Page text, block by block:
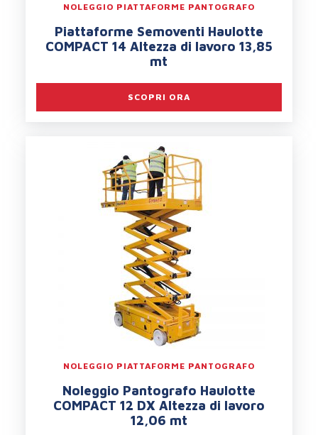
NOLEGGIO PIATTAFORME PANTOGRAFO
Piattaforme Semoventi Haulotte
COMPACT 14 Altezza di lavoro 13,85
mt
SCOPRI ORA
NOLEGGIO PIATTAFORME PANTOGRAFO
Noleggio Pantografo Haulotte
COMPACT 12 DX Altezza di lavoro
12,06 mt